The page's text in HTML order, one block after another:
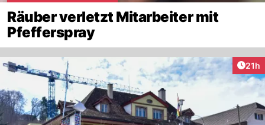
Räuber verletzt Mitarbeiter mit
Pfefferspray
21h